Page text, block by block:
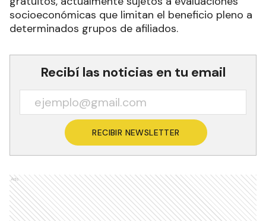
socioeconómicas que limitan el beneficio pleno a
determinados grupos de afiliados.
Recibí las noticias en tu email
RECIBIR NEWSLETTER
Ads